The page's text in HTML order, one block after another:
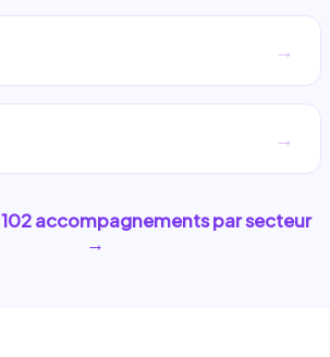
→
→
102accompagnements par secteur
→